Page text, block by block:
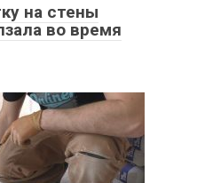
на стены
во время